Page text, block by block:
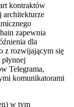
kontraktów
architekturze
zapewnia
dla
z rozwijającym się
Telegrama,
komunikatorami
w tym